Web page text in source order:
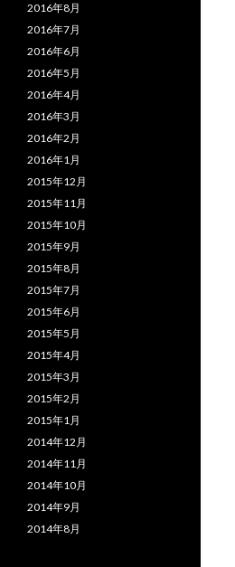
2016年8月
2016年7月
2016年6月
2016年5月
2016年4月
2016年3月
2016年2月
2016年1月
2015年12月
2015年11月
2015年10月
2015年9月
2015年8月
2015年7月
2015年6月
2015年5月
2015年4月
2015年3月
2015年2月
2015年1月
2014年12月
2014年11月
2014年10月
2014年9月
2014年8月